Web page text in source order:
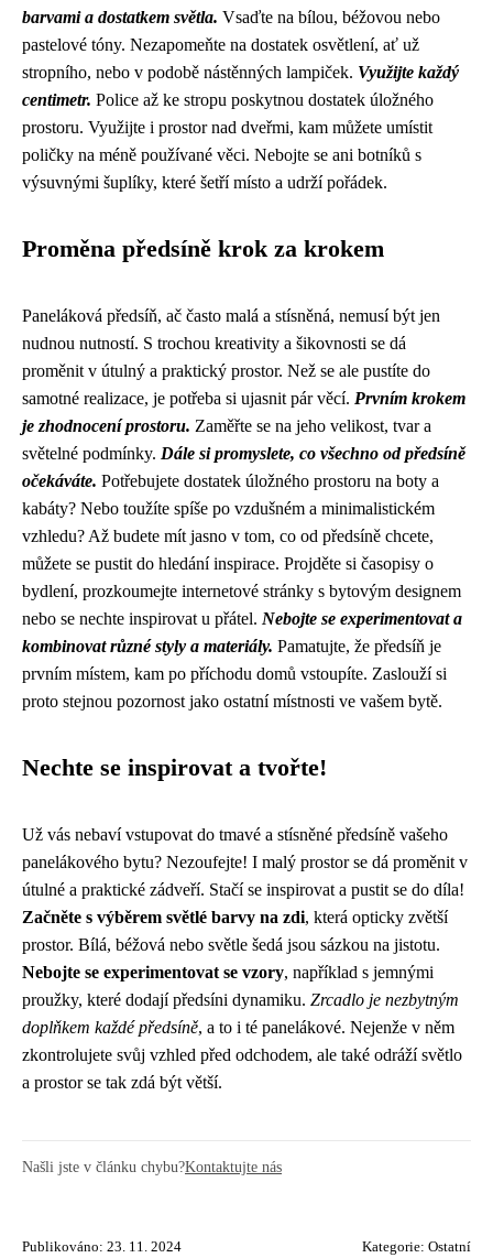
barvami a dostatkem světla. Vsaďte na bílou, béžovou nebo
pastelové tóny. Nezapomeňte na dostatek osvětlení, ať už
stropního, nebo v podobě nástěnných lampiček. Využijte každý
centimetr. Police až ke stropu poskytnou dostatek úložného
prostoru. Využijte i prostor nad dveřmi, kam můžete umístit
poličky na méně používané věci. Nebojte se ani botníků s
výsuvnými šuplíky, které šetří místo a udrží pořádek.
Proměna předsíně krok za krokem
Paneláková předsíň, ač často malá a stísněná, nemusí být jen
nudnou nutností. S trochou kreativity a šikovnosti se dá
proměnit v útulný a praktický prostor. Než se ale pustíte do
samotné realizace, je potřeba si ujasnit pár věcí. Prvním krokem
je zhodnocení prostoru. Zaměřte se na jeho velikost, tvar a
světelné podmínky. Dále si promyslete, co všechno od předsíně
očekáváte. Potřebujete dostatek úložného prostoru na boty a
kabáty? Nebo toužíte spíše po vzdušném a minimalistickém
vzhledu? Až budete mít jasno v tom, co od předsíně chcete,
můžete se pustit do hledání inspirace. Projděte si časopisy o
bydlení, prozkoumejte internetové stránky s bytovým designem
nebo se nechte inspirovat u přátel. Nebojte se experimentovat a
kombinovat různé styly a materiály. Pamatujte, že předsíň je
prvním místem, kam po příchodu domů vstoupíte. Zaslouží si
proto stejnou pozornost jako ostatní místnosti ve vašem bytě.
Nechte se inspirovat a tvořte!
Už vás nebaví vstupovat do tmavé a stísněné předsíně vašeho
panelákového bytu? Nezoufejte! I malý prostor se dá proměnit v
útulné a praktické zádveří. Stačí se inspirovat a pustit se do díla!
Začněte s výběrem světlé barvy na zdi, která opticky zvětší
prostor. Bílá, béžová nebo světle šedá jsou sázkou na jistotu.
Nebojte se experimentovat se vzory, například s jemnými
proužky, které dodají předsíni dynamiku. Zrcadlo je nezbytným
doplňkem každé předsíně, a to i té panelákové. Nejenže v něm
zkontrolujete svůj vzhled před odchodem, ale také odráží světlo
a prostor se tak zdá být větší.
Našli jste v článku chybu?Kontaktujte nás
Publikováno: 23. 11. 2024 Kategorie: Ostatní